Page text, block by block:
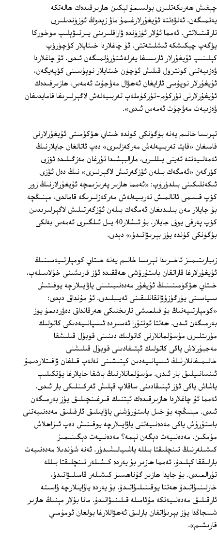
چېقىش ھەرىكەتلىرى بولسىمۇ لېكىن ھازىرقىدەك ھالەتكە
يەتمىگەن. ئەلۋەتتە ئۇيغۇرلارغىمۇ ماۋ زېدوڭ ئۈزۈندىلىرى
تارقىتىلاتتى. ئەمما ئۇلار ئۈزۈندە ۋاراقلىرىنى يىرتىۋېلىپ موخوركا
يۆگەپ چېكىشكە ئىشلىتەتتى. ئۇ چاغلاردا خىتايلار كۆچۈرۈپ
كېلىنىپ ئۇيغۇرلار ئارىسىغا يەرلەشتۈرۈلمىگەن ئىدى. ئۇ چاغلاردا
ۋەزىيەتنى كونترول قىلىش ئۈچۈن خىتايلار نوپۇسىنى كۆپەيگەن،
ئۇيغۇرلار نوپۇسى ئازايغان ئەھۋال مەۋجۇت ئەمەس، ھازىرقىدەك
ئۇيغۇرلارنى تۈركۈم-تۈركۈملەپ تەربىيەلەش لاگېرلىرىغا قامايدىغان
ۋەزىيەت مەۋجۇت ئەمەس ئىدى».
تېرىسا خانىم يەنە بۈگۈنكى كۈندە خىتاي ھۆكۈمىتى ئۇيغۇرلارنى
قامىغان «قايتا تەربىيەلەش مەركەزلىرى» دەپ ئاتالغان جايلارنىڭ
ئەمەلىيەتتە ئەينى يىللىرى، مارالبېشىدا تۇرغان مەزگىلىدە ئۆزى
كۆرگەن «ئەمگەك بىلەن ئۆزگەرتىش لاگېرلىرى» نىڭ دەل ئۆزى
ئىكەنلىكىنى بىلدۈرۈپ: «ئەمما ھازىر پەرىزىمچە ئۇيغۇرلارنىڭ زور
كۆپ قىسمى ئاتالمىش تەربىيەلەش مەركەزلىرىگە قامالدى، مېنىڭچە
بۇ جايلار مەن بىلىدىغان ئەمگەك بىلەن ئۆزگەرتىلىش لاگېرلىرىدىن
كۆپ پەرقى يوق جايلار. بۇ ئىشلار40 يىل ئىلگىرى ئەمەس بەلكى
بۈگۈنكى كۈندە يۈز بېرىۋاتىدۇ،» دېدى.
زىيارىتىمىز ئاخىرىدا تېرىسا خانىم يەنە خىتاي كومپارتىيەسىنىڭ
ئۇيغۇرلارغا قاراتقان باستۇرۇشى ھەققىدە ئۆز قارىشىنى خۇلاسىلەپ،
خىتاي ھۆكۈمىتىنىڭ ئۇيغۇر مەدەنىيىتىنى ياۋايىلارچە يوقىتىش
سىياسىتى يۈرگۈزۈۋاتقانلىقىنى ئەيىبلىدى. ئۇ مۇنداق دېدى:
«كومپارتىيەنىڭ بۇ قىلمىشى تارىختىكى ھەرقانداق دەۋردىمۇ يۈز
بەرمىگەن ئىدى. ھەتتا ئوتتۇرا ئەسىردە ئىسپانىيەدىكى كاتولىك
مۇرىتلىرى مۇسۇلمانلارنى كاتولىك دىنىنى قوبۇل قىلىشقا
مەجبۇرلاش ياكى كاتولىك ئېتىقادىنى قوبۇل قىلىشنى
خالىمىغانلارنىڭ ئىسپانىيەدىن كېتىشىنى تەلەپ قىلغان ۋاقىتلاردىمۇ
ئىنسانىيلىق بار ئىدى. مۇسۇلمانلارنىڭ باشقا جايلارغا يۆتكىلىپ
ياشاش ياكى ئۆز ئېتىقادىنى ساقلاپ قېلىش ئەركىنلىكى بار ئىدى.
ئەمما ئۇ چاغلاردا ھازىرقىدەك ئېتنىك قىرغىنچىلىق يۈز بەرمىگەن
ئىدى. مېنىڭچە بۇ خىل باستۇرۇشنى ياۋايىلىق ئارقىلىق مەدەنىيەتنى
باستۇرۇش ياكى مەدەنىيەتنى ياۋايىلارچە يوقىتىش دەپ ئىزاھلاش
مۇمكىن. مەدەنىيەت دېگەن نېمە؟ مەدەنىيەت دېگىنىمىز
كىشىلەرنىڭ تىنچلىقتا بىللە ياشىيالىشىدۇر. ئەنە شۇندىلا مەدەنىيەت
بارلىققا كېلىدۇ. ئەمما ھازىر بۇ يەردە كىشىلەر تىنچلىقتا بىللە
تۇرالمىدى. بۇ جايدا ھازىر گۇناھسىز كىشىلەر قامىلىۋاتىدۇ،
خارلىنىۋاتىدۇ ھەتتا يوقىتىلىۋاتىدۇ. بۇ يەردە ياۋايىلارچە ۋاسىتە
ئارقىلىق مەدەنىيەتكە مۇئامىلە قىلىنىۋاتىدۇ. مانا بۇلار مېنىڭ ھازىر
شىنجاڭدا يۈز بېرىۋاتقان بارلىق ئەھۋاللارغا بولغان ئومۇمىي
قارىشىم».